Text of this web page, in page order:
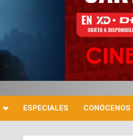
ESPECIALES CONÓCENOS